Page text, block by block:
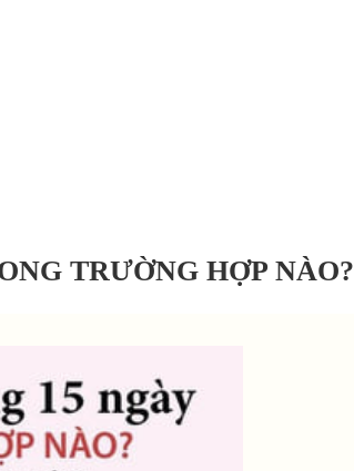
TRƯỜNG HỢP NÀO?